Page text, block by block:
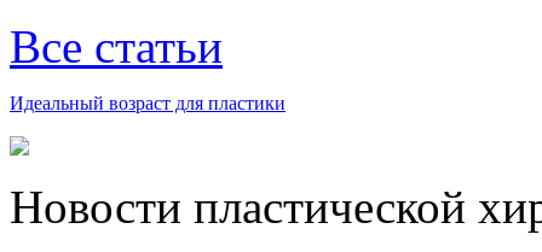
Все статьи
Идеальный возраст для пластики
Новости пластической